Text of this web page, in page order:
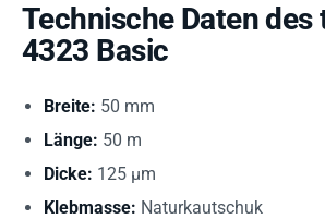
Technische Daten des
4323 Basic
Breite: 50 mm
Länge: 50 m
Dicke: 125 µm
Klebmasse: Naturkautschuk